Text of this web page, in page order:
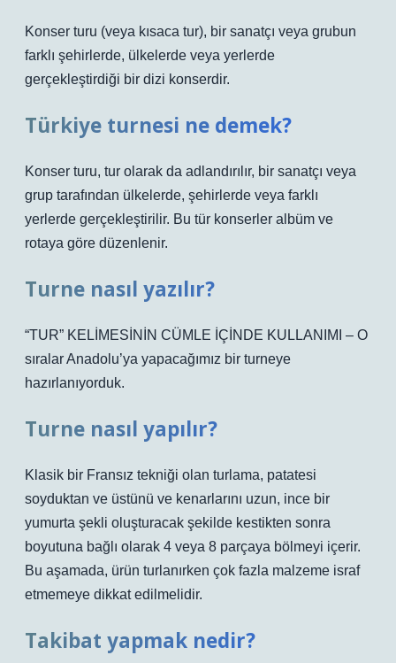
Konser turu (veya kısaca tur), bir sanatçı veya grubun
farklı şehirlerde, ülkelerde veya yerlerde
gerçekleştirdiği bir dizi konserdir.
Türkiye turnesi ne demek?
Konser turu, tur olarak da adlandırılır, bir sanatçı veya
grup tarafından ülkelerde, şehirlerde veya farklı
yerlerde gerçekleştirilir. Bu tür konserler albüm ve
rotaya göre düzenlenir.
Turne nasıl yazılır?
“TUR” KELİMESİNİN CÜMLE İÇİNDE KULLANIMI – O
sıralar Anadolu’ya yapacağımız bir turneye
hazırlanıyorduk.
Turne nasıl yapılır?
Klasik bir Fransız tekniği olan turlama, patatesi
soyduktan ve üstünü ve kenarlarını uzun, ince bir
yumurta şekli oluşturacak şekilde kestikten sonra
boyutuna bağlı olarak 4 veya 8 parçaya bölmeyi içerir.
Bu aşamada, ürün turlanırken çok fazla malzeme israf
etmemeye dikkat edilmelidir.
Takibat yapmak nedir?